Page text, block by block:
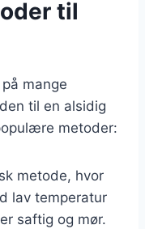
til
mange
til en alsidig
metoder:
metode, hvor
lav temperatur
saftig og mør.